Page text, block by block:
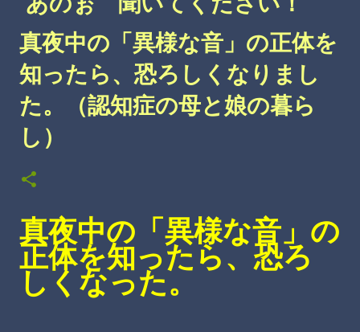
その３（認知症の母と娘の暮
らし）
こんなこと、あったんやで 介護の悩み 自分の悩み
真夜中の「異様な音」の正体を
知ったら、恐ろしくなりまし
た。（認知症の母と娘の暮ら
し）
真夜中の「異様な音」の
正体を知ったら、恐ろ
しくなった。